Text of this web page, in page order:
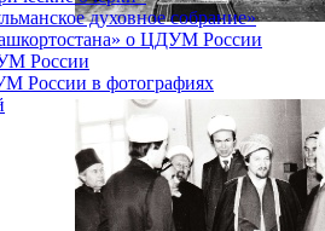
духовное собрание»
о ЦДУМ России
России
России в фотографиях